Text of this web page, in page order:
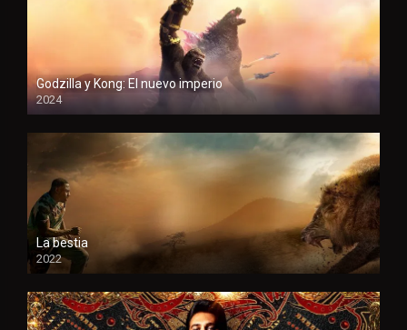
Godzilla y Kong: El nuevo imperio
2024
HD
La bestia
2022